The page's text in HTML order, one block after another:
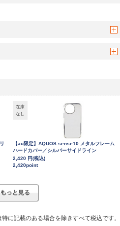
在庫
なし
【au限定】AQUOS sense10 メタルフレーム
ハードカバー／シルバーサイドライン
2,420 円(税込)
2,420point
に記載のある場合を除きすべて税込です。